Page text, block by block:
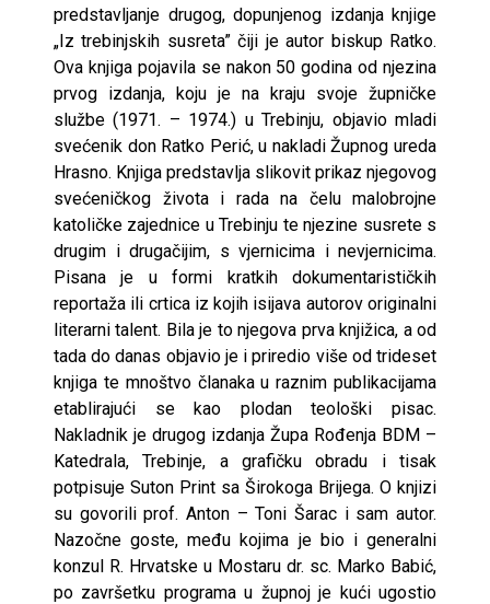
predstavljanje drugog, dopunjenog izdanja knjige
„Iz trebinjskih susreta” čiji je autor biskup Ratko.
Ova knjiga pojavila se nakon 50 godina od njezina
prvog izdanja, koju je na kraju svoje župničke
službe (1971. – 1974.) u Trebinju, objavio mladi
svećenik don Ratko Perić, u nakladi Župnog ureda
Hrasno. Knjiga predstavlja slikovit prikaz njegovog
svećeničkog života i rada na čelu malobrojne
katoličke zajednice u Trebinju te njezine susrete s
drugim i drugačijim, s vjernicima i nevjernicima.
Pisana je u formi kratkih dokumentarističkih
reportaža ili crtica iz kojih isijava autorov originalni
literarni talent. Bila je to njegova prva knjižica, a od
tada do danas objavio je i priredio više od trideset
knjiga te mnoštvo članaka u raznim publikacijama
etablirajući se kao plodan teološki pisac.
Nakladnik je drugog izdanja Župa Rođenja BDM –
Katedrala, Trebinje, a grafičku obradu i tisak
potpisuje Suton Print sa Širokoga Brijega. O knjizi
su govorili prof. Anton – Toni Šarac i sam autor.
Nazočne goste, među kojima je bio i generalni
konzul R. Hrvatske u Mostaru dr. sc. Marko Babić,
po završetku programa u župnoj je kući ugostio